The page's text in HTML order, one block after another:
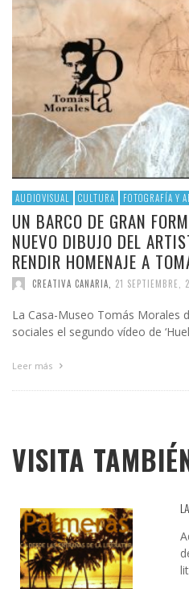
AUDIOVISUAL CULTURA FOTOGRAFÍA Y
UN BARCO DE GRAN
NUEVO DIBUJO DEL
RENDIR HOMENAJE A
CREATIVA CANARIA 21 SEPTIEMBRE,
La Casa-Museo Tomás Morales
sociales el segundo vídeo de
Leer más
VISITA